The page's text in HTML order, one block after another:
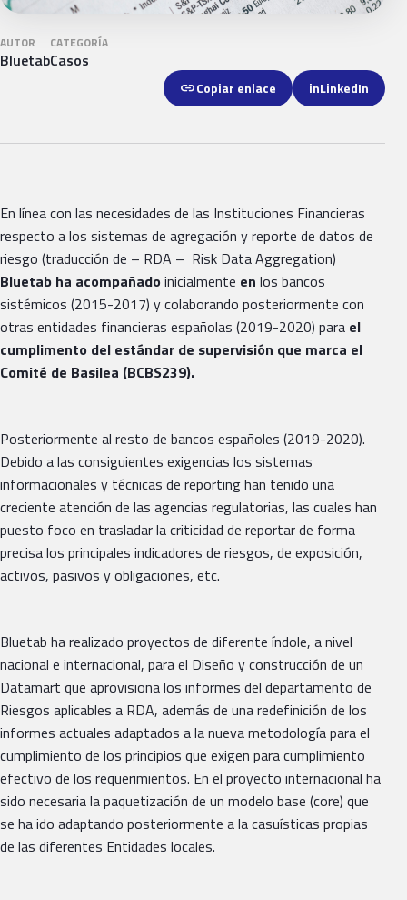
AUTOR
Bluetab
CATEGORÍA
Casos
linkCopiar enlace inLinkedIn
En línea con las necesidades de las Instituciones Financieras
respecto a los sistemas de agregación y reporte de datos de
riesgo (traducción de – RDA – Risk Data Aggregation)
Bluetab ha acompañadoinicialmente en los bancos
sistémicos (2015-2017) y colaborando posteriormente con
otras entidades financieras españolas (2019-2020) para el
cumplimento del estándar de supervisión que marca el
Comité de Basilea (BCBS239).
Posteriormente al resto de bancos españoles (2019-2020).
Debido a las consiguientes exigencias los sistemas
informacionales y técnicas de reporting han tenido una
creciente atención de las agencias regulatorias, las cuales han
puesto foco en trasladar la criticidad de reportar de forma
precisa los principales indicadores de riesgos, de exposición,
activos, pasivos y obligaciones, etc.
Bluetab ha realizado proyectos de diferente índole, a nivel
nacional e internacional, para el Diseño y construcción de un
Datamart que aprovisiona los informes del departamento de
Riesgos aplicables a RDA, además de una redefinición de los
informes actuales adaptados a la nueva metodología para el
cumplimiento de los principios que exigen para cumplimiento
efectivo de los requerimientos. En el proyecto internacional ha
sido necesaria la paquetización de un modelo base (core) que
se ha ido adaptando posteriormente a la casuísticas propias
de las diferentes Entidades locales.